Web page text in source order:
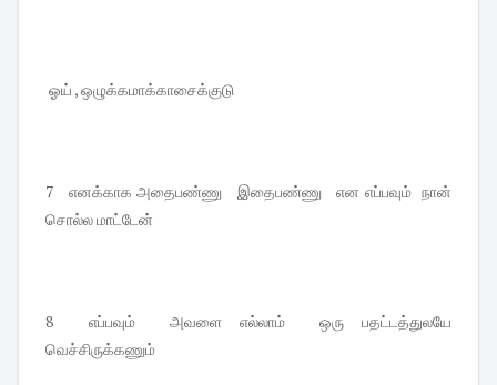
ஓய் , ஒழுக்கமாக்காசைக்குடு
7 எனக்காக அதைபண்ணு இதைபண்ணு என எப்பவும் நான்
சொல்ல மாட்டேன்
8 எப்பவும் அவளை எல்லாம் ஒரு பதட்டத்துலயே
வெச்சிருக்கணும்